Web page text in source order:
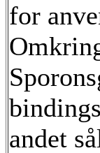
for
andet